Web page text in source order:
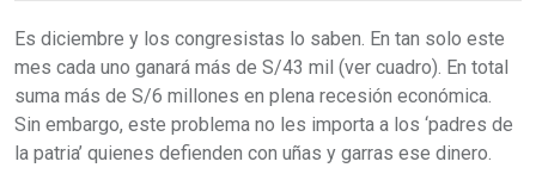
Es diciembre y los congresistas lo saben. En tan solo este
mes cada uno ganará más de S/43 mil (ver cuadro). En total
suma más de S/6 millones en plena recesión económica.
Sin embargo, este problema no les importa a los ‘padres de
la patria’ quienes defienden con uñas y garras ese dinero.